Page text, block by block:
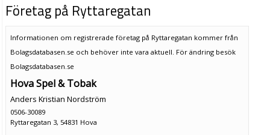
Företag på Ryttaregatan
Informationen om registrerade företag på Ryttaregatan kommer från
Bolagsdatabasen.se och behöver inte vara aktuell. För ändring besök
Bolagsdatabasen.se
Hova Spel & Tobak
Anders Kristian Nordström
0506-30089
Ryttaregatan 3, 54831 Hova